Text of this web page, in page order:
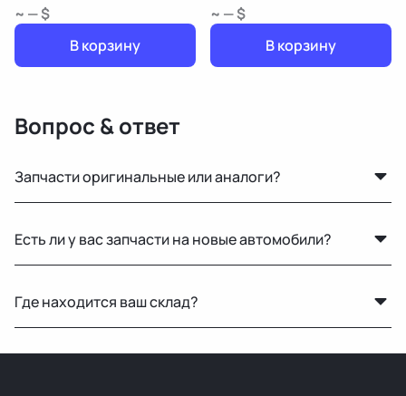
~ — $
В корзину
~ — $
В корзину
Вопрос & ответ
Запчасти оригинальные или аналоги?
копиями — все детали снимаются с автомобилей с
минимальным пробегом.
Есть ли у вас запчасти на новые автомобили?
запчастях для машин с пробегом.
Где находится ваш склад?